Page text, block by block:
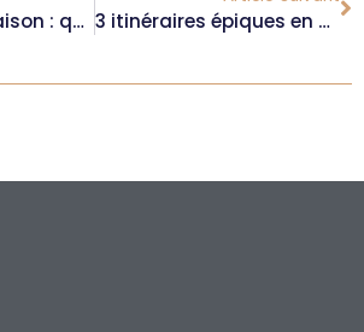
Voyager hors saison : quels avantages ? (+ destinations pépites !) 3 itinéraires épiques en vélo pour découvrir la France